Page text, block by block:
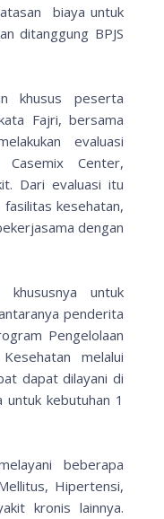
biaya untuk
ditanggung BPJS
khusus peserta
Fajri, bersama
evaluasi
Center,
Dari evaluasi itu
kesehatan,
dengan
untuk
penderita
Pengelolaan
melalui
dapat dilayani di
kebutuhan 1
beberapa
Hipertensi,
kronis lainnya.